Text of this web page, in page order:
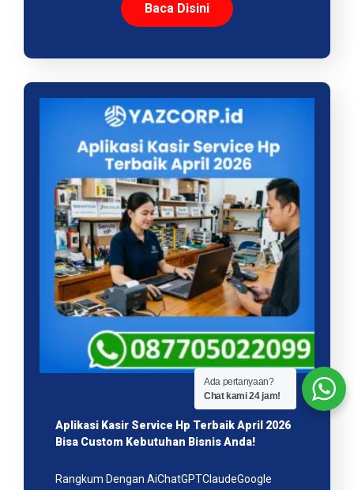
Baca Disini
Aplikasi Kasir Service Hp Terbaik April 2026
Bisa Custom Kebutuhan Bisnis Anda!
Rangkum Dengan AiChatGPTClaudeGoogle
Ada pertanyaan?
Chat kami 24 jam!